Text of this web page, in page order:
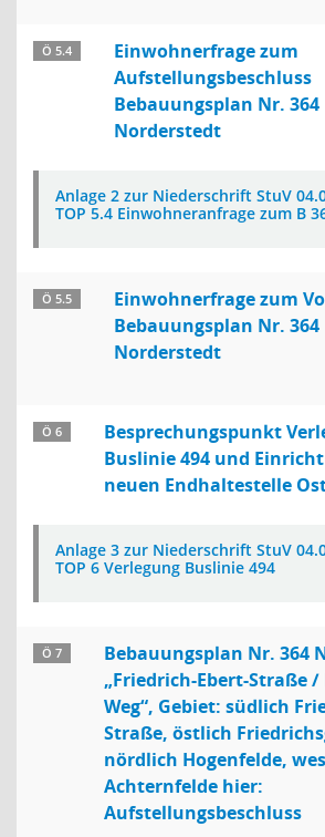
Ö 5.4
Einwohnerfrage zum
Aufstellungsbeschluss
Bebauungsplan Nr. 364
Norderstedt
Anlage 2 zur Niederschrift StuV
TOP 5.4 Einwohneranfrage zum B
Ö 5.5
Einwohnerfrage zum
Bebauungsplan Nr. 364
Norderstedt
Ö 6
Besprechungspunkt
Buslinie 494 und
neuen Endhaltestelle
Anlage 3 zur Niederschrift StuV
TOP 6 Verlegung Buslinie 494
Ö 7
Bebauungsplan Nr. 364
„Friedrich-Ebert-Straße
Weg“, Gebiet: südlich
Straße, östlich
nördlich Hogenfelde,
Achternfelde hier:
Aufstellungsbeschluss